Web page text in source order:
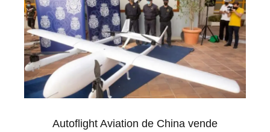
Autoflight Aviation de China vende